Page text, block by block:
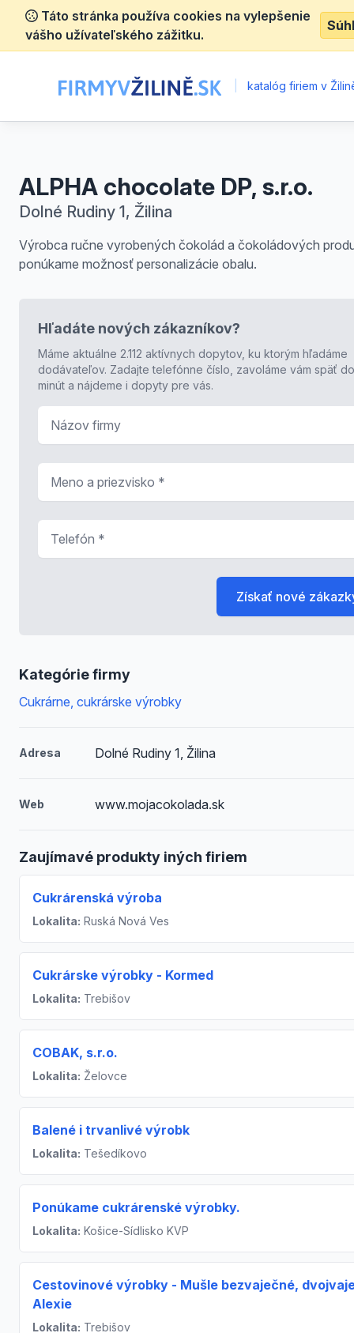
Táto stránka používa cookies na vylepšenie
vášho užívateľského zážitku.
katalóg firiem v
ALPHA chocolate DP, s.r.o.
Dolné Rudiny 1, Žilina
Výrobca ručne vyrobených čokolád a čokoládových
ponúkame možnosť personalizácie obalu.
Kategórie firmy
Cukrárne, cukrárske výrobky
Adresa Dolné Rudiny 1, Žilina
Web www.mojacokolada.sk
Zaujímavé produkty iných firiem
Cukrárenská výroba
Lokalita: Ruská Nová Ves
Cukrárske výrobky - Kormed
Lokalita: Trebišov
COBAK, s.r.o.
Lokalita: Želovce
Balené i trvanlivé výrobk
Lokalita: Tešedíkovo
Ponúkame cukrárenské výrobky.
Lokalita: Košice-Sídlisko KVP
Cestovinové výrobky - Mušle bezvaječné,
Alexie
Lokalita: Trebišov
Hľadáte nových zákazníkov?
Máme aktuálne 2.112 aktívnych dopytov, ku ktorým hľadáme
dodávateľov. Zadajte telefónne číslo, zavoláme vám späť
minút a nájdeme i dopyty pre vás.
Získať nové